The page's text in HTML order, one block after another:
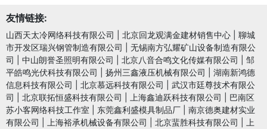
友情链接:
山西天太冷网络科技有限公司 北京回龙观满金建材销售中心
聊城
市开发区瑞兴钢管制造有限公司
无锡南方弘耀矿山设备制造有限公
司
中山朗誉圣照明有限公司 北京八音合鸣文化传媒有限公司
邹
平皓鸣光伏科技有限公司
扬州三鑫液压机械有限公司
湖南新鸿德
信息科技有限公司
北京慕远科技有限公司
武汉市廷尊技术有限公
司
北京联拓恒盛科技有限公司 上海鑫迪跃科技有限公司
巴南区
苏小客网络科技工作室
东莞鑫利盛模具制品厂
南京德奥建材实业
有限公司
上海裕承机械设备有限公司 北京蜚胜科技有限公司
上